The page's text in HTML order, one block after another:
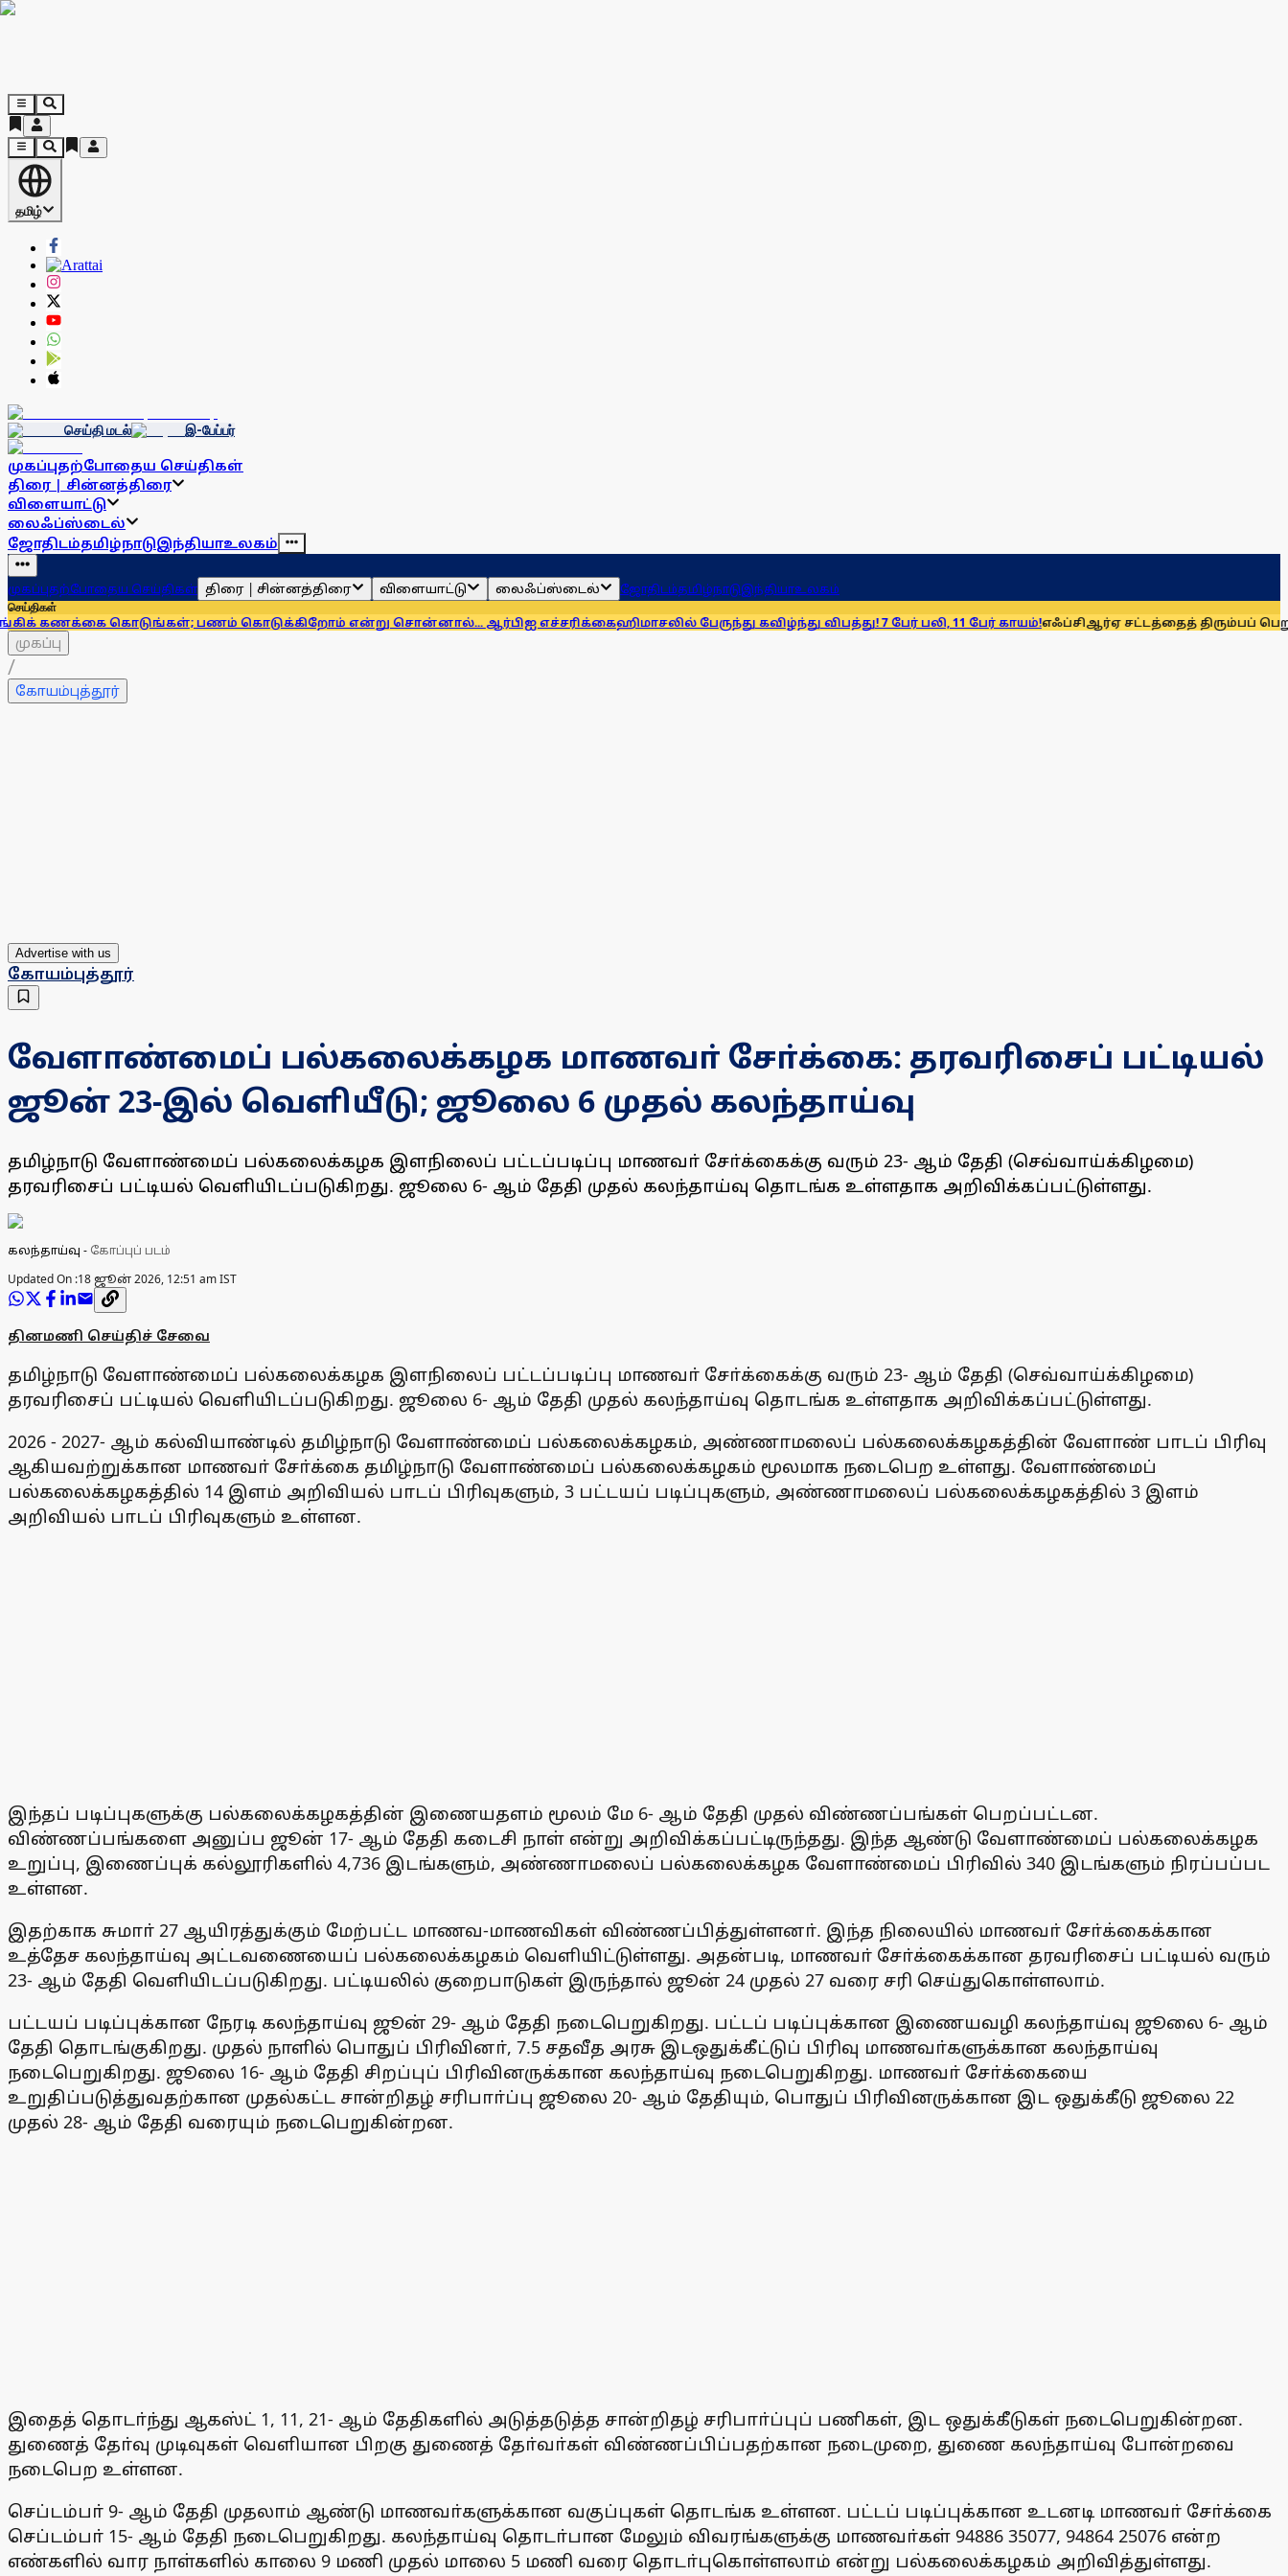
தமிழ்
செய்தி மடல் இ-பேப்பர்
முகப்புதற்போதைய செய்திகள்
திரை | சின்னத்திரை
விளையாட்டு
லைஃப்ஸ்டைல்
ஜோதிடம்தமிழ்நாடுஇந்தியாஉலகம்
முகப்புதற்போதைய செய்திகள் திரை | சின்னத்திரை விளையாட்டு லைஃப்ஸ்டைல் ஜோதிடம்தமிழ்நாடுஇந்தியாஉலகம்
செய்திகள்
கொடுங்கள்; பணம் கொடுக்கிறோம் என்று சொன்னால்... ஆர்பிஐ எச்சரிக்கைஹிமாசலில் பேருந்து கவிழ்ந்து விபத்து! 7 பேர் பலி, 11 பேர் காயம்!எஃப்சிஆர்ஏ சட்டத்தைத் திரும்பப் பெறுக: மு.க.
முகப்பு
/
கோயம்புத்தூர்
Advertise with us
கோயம்புத்தூர்
வேளாண்மைப் பல்கலைக்கழக மாணவா் சோ்க்கை: தரவரிசைப் பட்டியல்
ஜூன் 23-இல் வெளியீடு; ஜூலை 6 முதல் கலந்தாய்வு
தமிழ்நாடு வேளாண்மைப் பல்கலைக்கழக இளநிலைப் பட்டப்படிப்பு மாணவா் சோ்க்கைக்கு வரும் 23- ஆம் தேதி (செவ்வாய்க்கிழமை)
தரவரிசைப் பட்டியல் வெளியிடப்படுகிறது. ஜூலை 6- ஆம் தேதி முதல் கலந்தாய்வு தொடங்க உள்ளதாக அறிவிக்கப்பட்டுள்ளது.
கலந்தாய்வு - கோப்புப் படம்
Updated On :18 ஜூன் 2026, 12:51 am IST
தினமணி செய்திச் சேவை
தமிழ்நாடு வேளாண்மைப் பல்கலைக்கழக இளநிலைப் பட்டப்படிப்பு மாணவா் சோ்க்கைக்கு வரும் 23- ஆம் தேதி (செவ்வாய்க்கிழமை)
தரவரிசைப் பட்டியல் வெளியிடப்படுகிறது. ஜூலை 6- ஆம் தேதி முதல் கலந்தாய்வு தொடங்க உள்ளதாக அறிவிக்கப்பட்டுள்ளது.
2026 - 2027- ஆம் கல்வியாண்டில் தமிழ்நாடு வேளாண்மைப் பல்கலைக்கழகம், அண்ணாமலைப் பல்கலைக்கழகத்தின் வேளாண் பாடப் பிரிவு
ஆகியவற்றுக்கான மாணவா் சோ்க்கை தமிழ்நாடு வேளாண்மைப் பல்கலைக்கழகம் மூலமாக நடைபெற உள்ளது. வேளாண்மைப்
பல்கலைக்கழகத்தில் 14 இளம் அறிவியல் பாடப் பிரிவுகளும், 3 பட்டயப் படிப்புகளும், அண்ணாமலைப் பல்கலைக்கழகத்தில் 3 இளம்
அறிவியல் பாடப் பிரிவுகளும் உள்ளன.
இந்தப் படிப்புகளுக்கு பல்கலைக்கழகத்தின் இணையதளம் மூலம் மே 6- ஆம் தேதி முதல் விண்ணப்பங்கள் பெறப்பட்டன.
விண்ணப்பங்களை அனுப்ப ஜூன் 17- ஆம் தேதி கடைசி நாள் என்று அறிவிக்கப்பட்டிருந்தது. இந்த ஆண்டு வேளாண்மைப் பல்கலைக்கழக
உறுப்பு, இணைப்புக் கல்லூரிகளில் 4,736 இடங்களும், அண்ணாமலைப் பல்கலைக்கழக வேளாண்மைப் பிரிவில் 340 இடங்களும் நிரப்பப்பட
உள்ளன.
இதற்காக சுமாா் 27 ஆயிரத்துக்கும் மேற்பட்ட மாணவ-மாணவிகள் விண்ணப்பித்துள்ளனா். இந்த நிலையில் மாணவா் சோ்க்கைக்கான
உத்தேச கலந்தாய்வு அட்டவணையைப் பல்கலைக்கழகம் வெளியிட்டுள்ளது. அதன்படி, மாணவா் சோ்க்கைக்கான தரவரிசைப் பட்டியல் வரும்
23- ஆம் தேதி வெளியிடப்படுகிறது. பட்டியலில் குறைபாடுகள் இருந்தால் ஜூன் 24 முதல் 27 வரை சரி செய்துகொள்ளலாம்.
பட்டயப் படிப்புக்கான நேரடி கலந்தாய்வு ஜூன் 29- ஆம் தேதி நடைபெறுகிறது. பட்டப் படிப்புக்கான இணையவழி கலந்தாய்வு ஜூலை 6- ஆம்
தேதி தொடங்குகிறது. முதல் நாளில் பொதுப் பிரிவினா், 7.5 சதவீத அரசு இடஒதுக்கீட்டுப் பிரிவு மாணவா்களுக்கான கலந்தாய்வு
நடைபெறுகிறது. ஜூலை 16- ஆம் தேதி சிறப்புப் பிரிவினருக்கான கலந்தாய்வு நடைபெறுகிறது. மாணவா் சோ்க்கையை
உறுதிப்படுத்துவதற்கான முதல்கட்ட சான்றிதழ் சரிபாா்ப்பு ஜூலை 20- ஆம் தேதியும், பொதுப் பிரிவினருக்கான இட ஒதுக்கீடு ஜூலை 22
முதல் 28- ஆம் தேதி வரையும் நடைபெறுகின்றன.
இதைத் தொடா்ந்து ஆகஸ்ட் 1, 11, 21- ஆம் தேதிகளில் அடுத்தடுத்த சான்றிதழ் சரிபாா்ப்புப் பணிகள், இட ஒதுக்கீடுகள் நடைபெறுகின்றன.
துணைத் தோ்வு முடிவுகள் வெளியான பிறகு துணைத் தோ்வா்கள் விண்ணப்பிப்பதற்கான நடைமுறை, துணை கலந்தாய்வு போன்றவை
நடைபெற உள்ளன.
செப்டம்பா் 9- ஆம் தேதி முதலாம் ஆண்டு மாணவா்களுக்கான வகுப்புகள் தொடங்க உள்ளன. பட்டப் படிப்புக்கான உடனடி மாணவா் சோ்க்கை
செப்டம்பா் 15- ஆம் தேதி நடைபெறுகிறது. கலந்தாய்வு தொடா்பான மேலும் விவரங்களுக்கு மாணவா்கள் 94886 35077, 94864 25076 என்ற
எண்களில் வார நாள்களில் காலை 9 மணி முதல் மாலை 5 மணி வரை தொடா்புகொள்ளலாம் என்று பல்கலைக்கழகம் அறிவித்துள்ளது.